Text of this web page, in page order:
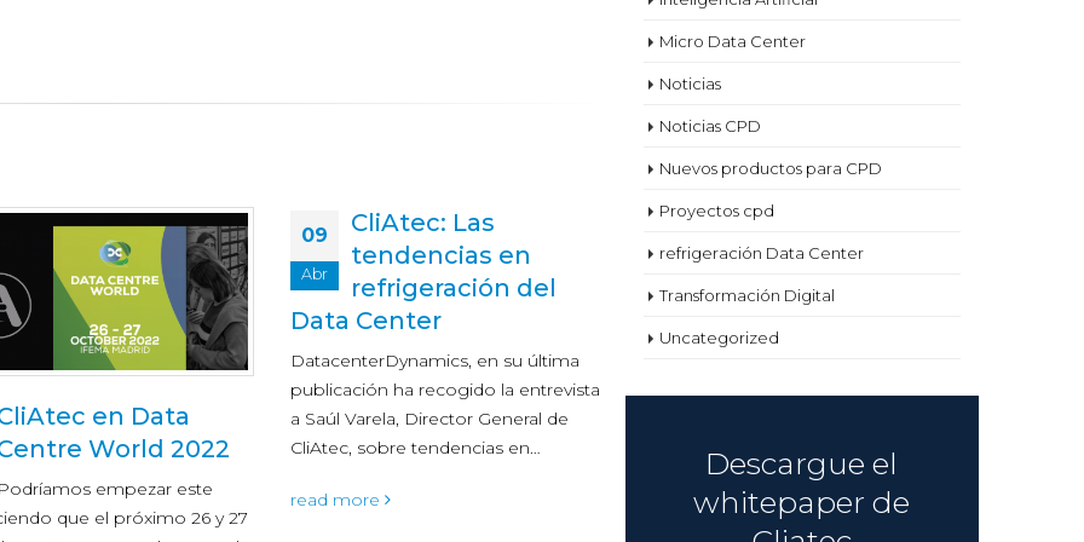
Las
tendencias en
del
Center
en su última
Director General de
sobre tendencias en…
18
3 tendencias para
2021: sostenibilidad,
almacenamiento y más
de seguir usando
refrigeración por
aire en centros de datos
Micro Data Center
Noticias
Noticias CPD
Nuevos productos para CPD
Proyectos cpd
refrigeración Data Center
Transformación Digital
Uncategorized
Descargue el
whitepaper de